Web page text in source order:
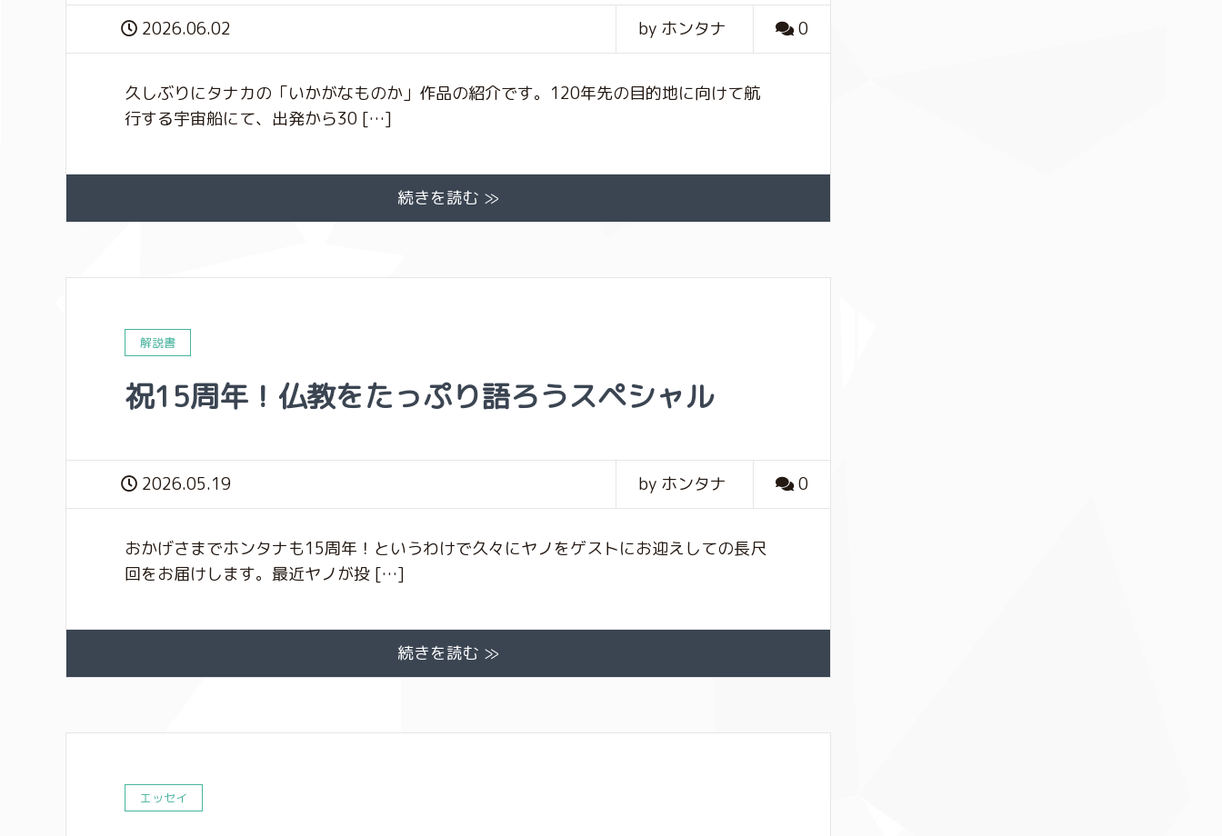
2026.06.02 by ホンタナ 0
久しぶりにタナカの「いかがなものか」作品の紹介です。120年先の目的地に向けて航
行する宇宙船にて、出発から30 […]
続きを読む ≫
解説書
祝15周年！仏教をたっぷり語ろうスペシャル
2026.05.19 by ホンタナ 0
おかげさまでホンタナも15周年！というわけで久々にヤノをゲストにお迎えしての長尺
回をお届けします。最近ヤノが投 […]
続きを読む ≫
エッセイ